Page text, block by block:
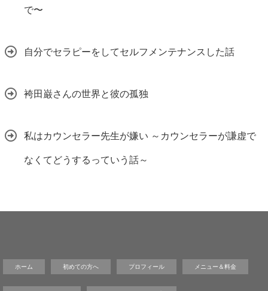
で〜
自分でセラピーをしてセルフメンテナンスした話
袴田巌さんの世界と彼の孤独
私はカウンセラー先生が嫌い ～カウンセラーが謙虚で
なくてどうするっていう話～
ホーム 初めての方へ プロフィール メニュー＆料金